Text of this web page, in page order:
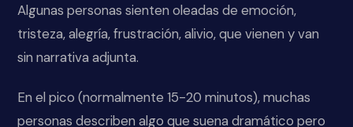
Algunas personas sienten oleadas de emoción,
tristeza, alegría, frustración, alivio, que vienen y van
sin narrativa adjunta.
En el pico (normalmente 15-20 minutos), muchas
personas describen algo que suena dramático pero